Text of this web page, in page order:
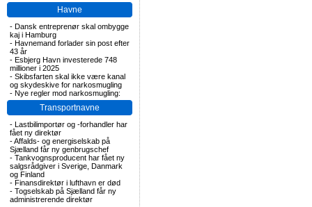
Havne
- Dansk entreprenør skal ombygge
kaj i Hamburg
- Havnemand forlader sin post efter
43 år
- Esbjerg Havn investerede 748
millioner i 2025
- Skibsfarten skal ikke være kanal
og skydeskive for narkosmugling
- Nye regler mod narkosmugling:
Transportnavne
- Lastbilimportør og -forhandler har
fået ny direktør
-Affalds- og energiselskab på
Sjælland får ny genbrugschef
- Tankvognsproducent har fået ny
salgsrådgiver i Sverige, Danmark
og Finland
- Finansdirektør i lufthavn er død
- Togselskab på Sjælland får ny
administrerende direktør